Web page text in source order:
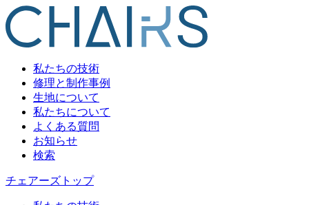
私たちの技術
修理と制作事例
生地について
私たちについて
よくある質問
お知らせ
検索
チェアーズトップ